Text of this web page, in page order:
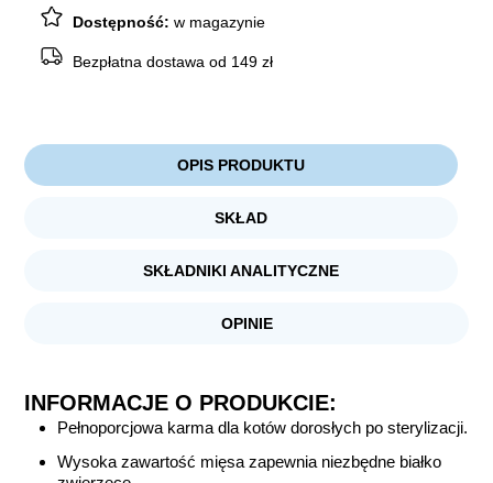
Dostępność:w magazynie
Bezpłatna dostawa od 149 zł
OPIS PRODUKTU
SKŁAD
SKŁADNIKI ANALITYCZNE
OPINIE
INFORMACJE O PRODUKCIE:
Pełnoporcjowa karma dla kotów dorosłych po sterylizacji.
Wysoka zawartość mięsa zapewnia niezbędne białko